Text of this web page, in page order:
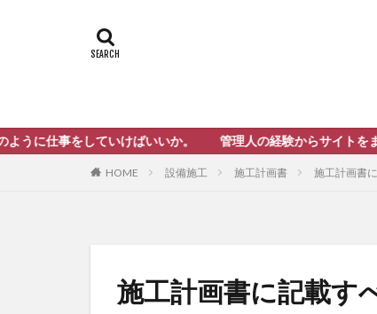
ていけばいいか。 管理人の経験からサイトをまとめてみまし
HOME 設備施工 施工計画書 施工計画書
施工計画書に記載す